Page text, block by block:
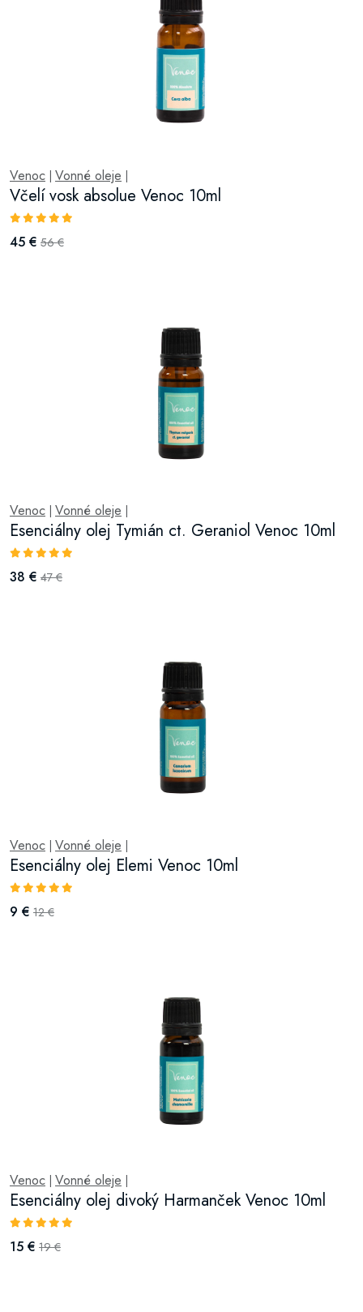
Venoc Vonné oleje
Včelí vosk absolue Venoc 10ml
45 € 56 €
Venoc Vonné oleje
Esenciálny olej Tymián ct. Geraniol Venoc 10ml
38 € 47 €
Venoc Vonné oleje
Esenciálny olej Elemi Venoc 10ml
9 € 12 €
Venoc Vonné oleje
Esenciálny olej divoký Harmanček Venoc 10ml
15 € 19 €